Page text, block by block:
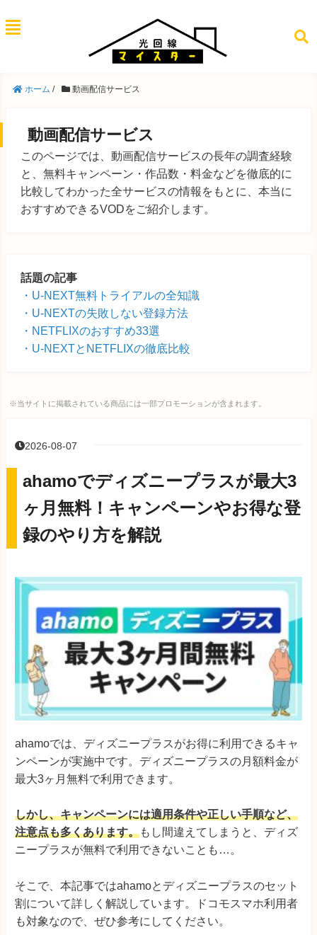
ホーム / 動画配信サービス
動画配信サービス
このページでは、動画配信サービスの長年の調査経験
と、無料キャンペーン・作品数・料金などを徹底的に
比較してわかった全サービスの情報をもとに、本当に
おすすめできるVODをご紹介します。
話題の記事
U-NEXT無料トライアルの全知識
U-NEXTの失敗しない登録方法
NETFLIXのおすすめ33選
U-NEXTとNETFLIXの徹底比較
※当サイトに掲載されている商品には一部プロモーションが含まれます。
2026-08-07
ahamoでディズニープラスが最大3
ヶ月無料！キャンペーンやお得な登
録のやり方を解説
ahamoでは、ディズニープラスがお得に利用できるキャ
ンペーンが実施中です。ディズニープラスの月額料金が
最大3ヶ月無料で利用できます。
しかし、キャンペーンには適用条件や正しい手順など、
注意点も多くあります。もし間違えてしまうと、ディズ
ニープラスが無料で利用できないことも…。
そこで、本記事ではahamoとディズニープラスのセット
割について詳しく解説しています。ドコモスマホ利用者
も対象なので、ぜひ参考にしてください。